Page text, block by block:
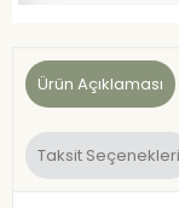
Ürün Açıklaması
Taksit Seçenekleri